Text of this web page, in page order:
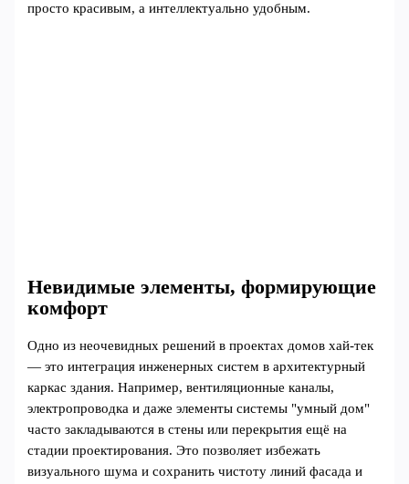
просто красивым, а интеллектуально удобным.
Невидимые элементы, формирующие
комфорт
Одно из неочевидных решений в проектах домов хай-тек
— это интеграция инженерных систем в архитектурный
каркас здания. Например, вентиляционные каналы,
электропроводка и даже элементы системы "умный дом"
часто закладываются в стены или перекрытия ещё на
стадии проектирования. Это позволяет избежать
визуального шума и сохранить чистоту линий фасада и